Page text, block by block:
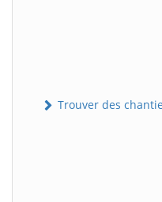
Trouver des